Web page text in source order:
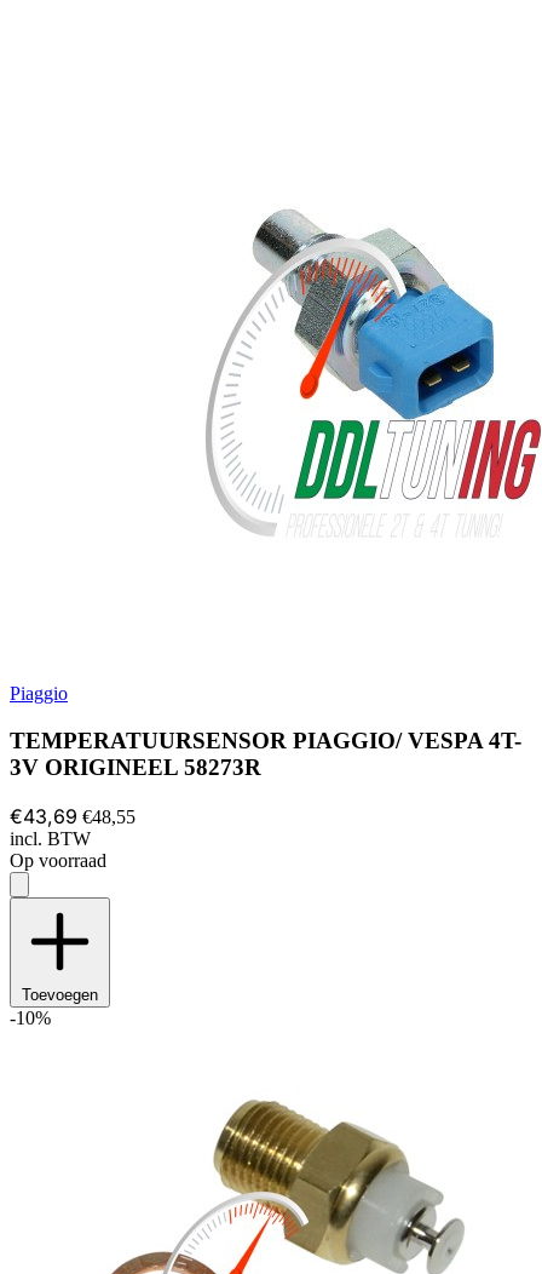
Piaggio
TEMPERATUURSENSOR PIAGGIO/ VESPA 4T-
3V ORIGINEEL 58273R
€43,69 €48,55
incl. BTW
Op voorraad
Toevoegen
-10%